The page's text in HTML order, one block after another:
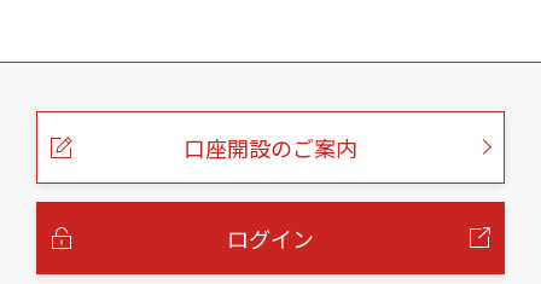
こ
口座開設のご案内
ログイン